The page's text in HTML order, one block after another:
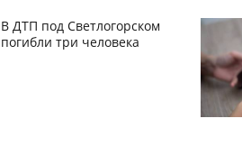
В ДТП под Светлогорском
погибли три человека